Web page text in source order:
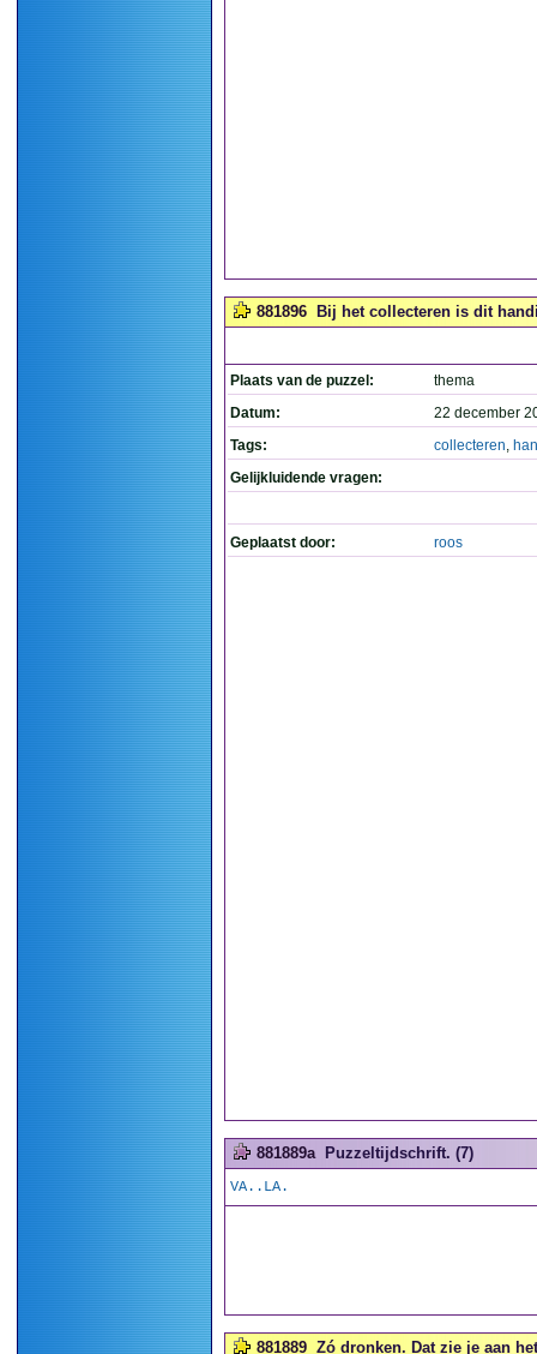
881896 Bij het collecteren is dit
Plaats van de puzzel:
thema
Datum:
22 december
Tags:
collecteren,
Gelijkluidende vragen:
Geplaatst door: roos
881889a Puzzeltijdschrift. (7)
VA..LA.
881889 Zó dronken. Dat zie je aan